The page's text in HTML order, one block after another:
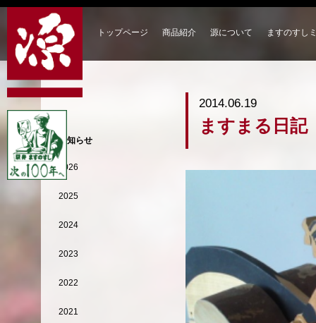
トップページ 商品紹介 源について ますのすし
2014.06.19
ますまる日記
お知らせ
2026
2025
2024
2023
2022
2021